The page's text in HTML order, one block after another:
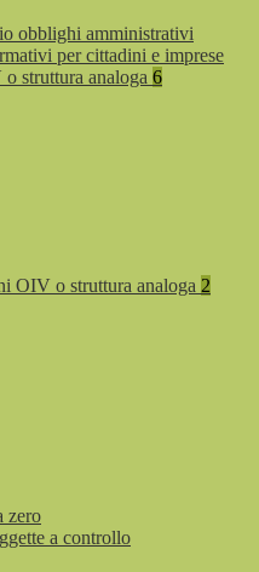
obblighi amministrativi
per cittadini e imprese
struttura analoga 6
OIV o struttura analoga 2
zero
a controllo